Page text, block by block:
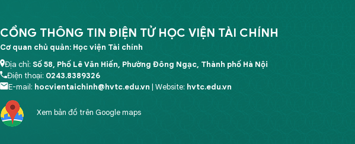
CỔNG THÔNG TIN ĐIỆN TỬ HỌC VIỆN TÀI CHÍNH
Cơ quan chủ quản: Học viện Tài chính
Địa chỉ:Số 58, Phố Lê Văn Hiến, Phường Đông Ngạc, Thành phố Hà Nội
Điện thoại: 0243.8389326
E-mail: hocvientaichinh@hvtc.edu.vn | Website: hvtc.edu.vn
Xem bản đồ trên Google maps